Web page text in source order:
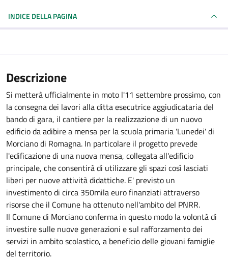
INDICE DELLA PAGINA
Descrizione
Si metterà ufficialmente in moto l'11 settembre prossimo, con
la consegna dei lavori alla ditta esecutrice aggiudicataria del
bando di gara, il cantiere per la realizzazione di un nuovo
edificio da adibire a mensa per la scuola primaria 'Lunedei' di
Morciano di Romagna. In particolare il progetto prevede
l'edificazione di una nuova mensa, collegata all'edificio
principale, che consentirà di utilizzare gli spazi così lasciati
liberi per nuove attività didattiche. E' previsto un
investimento di circa 350mila euro finanziati attraverso
risorse che il Comune ha ottenuto nell'ambito del PNRR.
Il Comune di Morciano conferma in questo modo la volontà di
investire sulle nuove generazioni e sul rafforzamento dei
servizi in ambito scolastico, a beneficio delle giovani famiglie
del territorio.